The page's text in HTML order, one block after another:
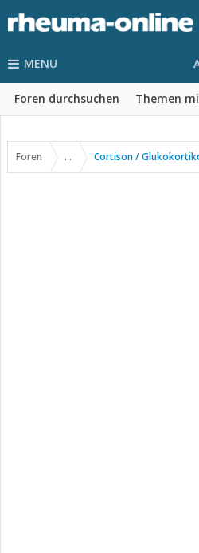
MENU
Foren durchsuchen Themen
Foren ... Cortison /